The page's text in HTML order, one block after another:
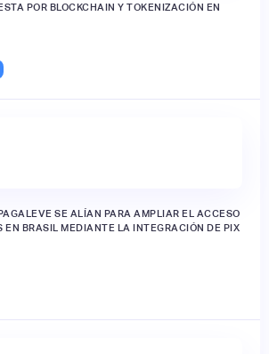
POR BLOCKCHAIN Y TOKENIZACIÓN EN
SE ALÍAN PARA AMPLIAR EL ACCESO
EN BRASIL MEDIANTE LA INTEGRACIÓN DE PIX